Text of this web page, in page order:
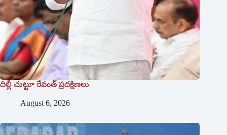
దిల్లీ చుట్టూ రేవంత్ ప్ర‌ద‌క్షిణ‌లు
August 6, 2026